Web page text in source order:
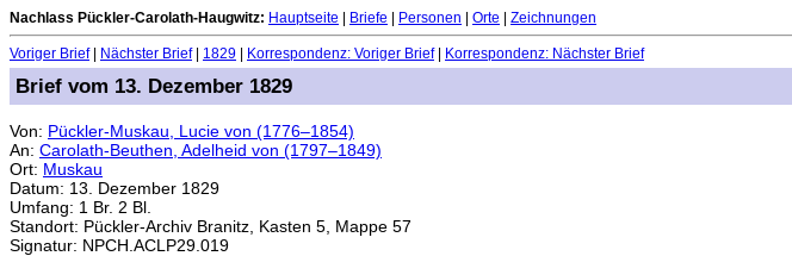
Nachlass Pückler-Carolath-Haugwitz: Hauptseite Briefe Personen Orte Zeichnungen
Voriger Brief| Nächster Brief| 1829 Korrespondenz: Voriger Brief| Korrespondenz: Nächster Brief
Brief vom 13. Dezember 1829
Von: Pückler-Muskau, Lucie von (1776–1854)
An: Carolath-Beuthen, Adelheid von (1797–1849)
Ort: Muskau
Datum: 13. Dezember 1829
Umfang: 1 Br. 2 Bl.
Standort: Pückler-Archiv Branitz, Kasten 5, Mappe 57
Signatur: NPCH.ACLP29.019